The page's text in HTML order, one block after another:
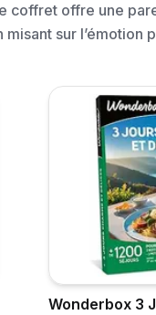
coffret offre une
sur l’émotion
Wonderbox 3